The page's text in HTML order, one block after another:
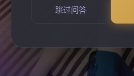
跳过问答